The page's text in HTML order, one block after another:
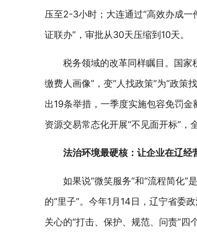
压至2-3小时；大连通过“高效办成
证联办”，审批从30天压缩到10天。
税务领域的改革同样瞩目。国家
缴费人画像”，变“人找政策”为“政策
出19条举措，一季度实施包容免罚
资源交易常态化开展“不见面开标”，
法治环境最硬核：让企业在辽经
如果说“微笑服务”和“流程简化”
的“里子”。今年1月14日，辽宁省委
关心的“打击、保护、规范、问责”